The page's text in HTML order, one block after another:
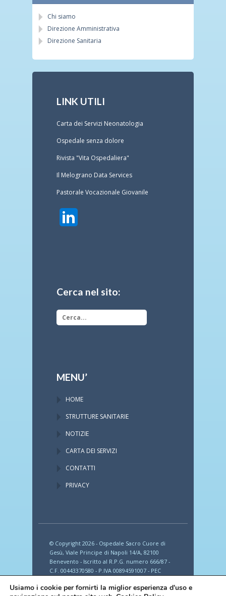
Chi siamo
Direzione Amministrativa
Direzione Sanitaria
LINK UTILI
Carta dei Servizi Neonatologia
Ospedale senza dolore
Rivista "Vita Ospedaliera"
Il Melograno Data Services
Pastorale Vocazionale Giovanile
Cerca nel sito:
MENU’
HOME
STRUTTURE SANITARIE
NOTIZIE
CARTA DEI SERVIZI
CONTATTI
PRIVACY
© Copyright 2026 - Ospedale Sacro Cuore di
Gesù, Viale Principe di Napoli 14/A, 82100
Benevento - Iscritto al R.P.G. numero 666/87 -
C.F. 00443370580 - P.IVA 00894591007 - PEC
Usiamo i cookie per fornirti la miglior esperienza d'uso e